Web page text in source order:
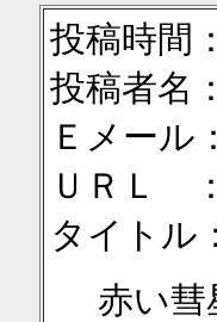
投稿時
投稿者名：
Ｅメール：
ＵＲＬ ：
タイトル：
赤い